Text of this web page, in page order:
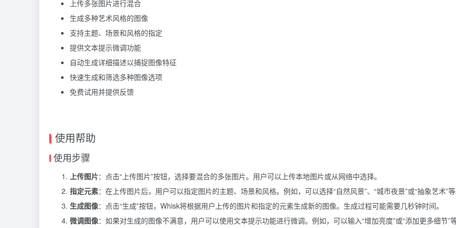
上传多张图片进行混合
生成多种艺术风格的图像
支持主题、场景和风格的指定
提供文本提示微调功能
自动生成详细描述以捕捉图像特征
快速生成和筛选多种图像选项
免费试用并提供反馈
使用帮助
使用步骤
上传图片：点击“上传图片”按钮，选择要混合的多张图片。用户可以上传本地图片或从网络中选择。
指定元素：在上传图片后，用户可以指定图片的主题、场景和风格。例如，可以选择“自然风景”、“城市夜景”或“抽象艺术”
生成图像：点击“生成”按钮，Whisk将根据用户上传的图片和指定的元素生成新的图像。生成过程可能需要几秒钟时间。
微调图像：如果对生成的图像不满意，用户可以使用文本提示功能进行微调。例如，可以输入“增加亮度”或“添加更多细节”